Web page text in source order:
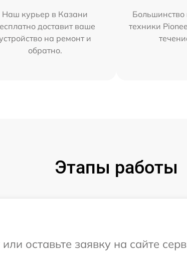
Наш курьер в Казани
доставит ваше
на ремонт и
обратно.
Большинство
техники
Этапы работы
оставьте заявку на сайте